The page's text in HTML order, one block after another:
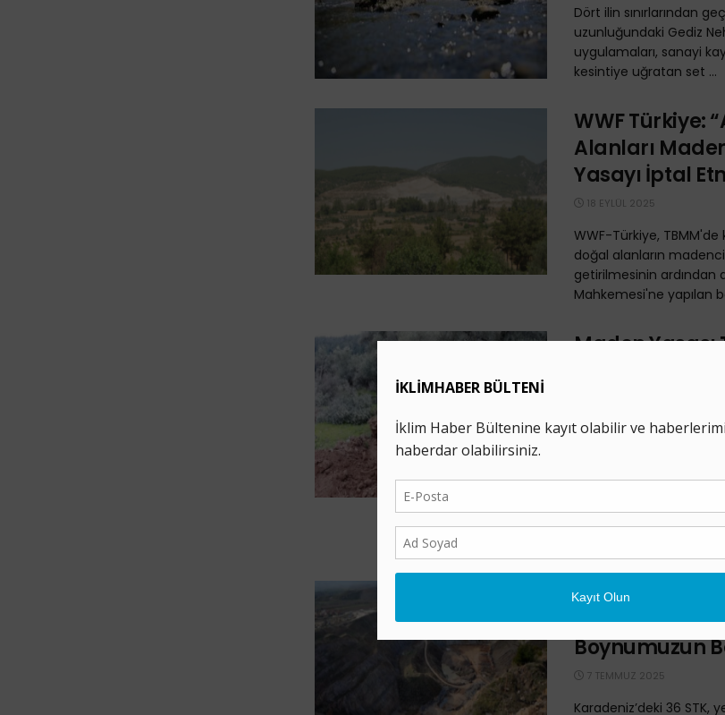
Dört ilin sınırlarından
uzunluğundaki Gediz
uygulamaları, sanayi
kesintiye uğratan set ...
WWF Türkiye:
Alanları
Yasayı İptal
18 EYLÜL 2025
WWF-Türkiye,
doğal alanların
getirilmesinin ardından
Mahkemesi'ne yapılan
Maden Yasası
İstiyorlar”
Maden yasası teklifine
Temmuz’dan bu yana
geçerse topraklarına el
36 STK’dan
Alanlarımızı
Boynumuzun
7 TEMMUZ 2025
Karadeniz’deki 36 STK,